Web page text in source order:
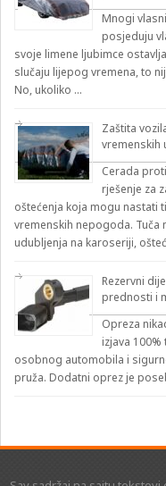
Mnogi
posjeduju
svoje limene ljubimce
slučaju lijepog vremena, to
No, ukoliko …
Zaštita
vremenskih
Cerada
rješenje za
oštećenja koja mogu nastati
vremenskih nepogoda. Tuča
udubljenja na karoseriji,
Rezervni
prednosti i
Opreza
izjava
osobnog automobila i
pruža. Dodatni oprez je